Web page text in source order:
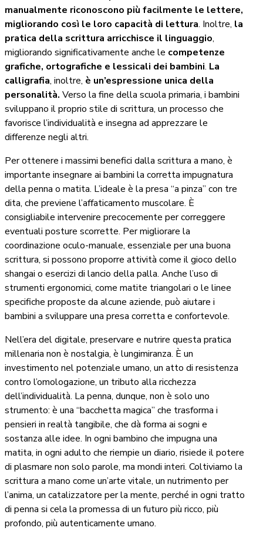
manualmente riconoscono più facilmente le lettere,
migliorando così le loro capacità di lettura. Inoltre, la
pratica della scrittura arricchisce il linguaggio,
migliorando significativamente anche le competenze
grafiche, ortografiche e lessicali dei bambini. La
calligrafia, inoltre, è un’espressione unica della
personalità. Verso la fine della scuola primaria, i bambini
sviluppano il proprio stile di scrittura, un processo che
favorisce l’individualità e insegna ad apprezzare le
differenze negli altri.
Per ottenere i massimi benefici dalla scrittura a mano, è
importante insegnare ai bambini la corretta impugnatura
della penna o matita. L’ideale è la presa “a pinza” con tre
dita, che previene l’affaticamento muscolare. È
consigliabile intervenire precocemente per correggere
eventuali posture scorrette. Per migliorare la
coordinazione oculo-manuale, essenziale per una buona
scrittura, si possono proporre attività come il gioco dello
shangai o esercizi di lancio della palla. Anche l’uso di
strumenti ergonomici, come matite triangolari o le linee
specifiche proposte da alcune aziende, può aiutare i
bambini a sviluppare una presa corretta e confortevole.
Nell’era del digitale, preservare e nutrire questa pratica
millenaria non è nostalgia, è lungimiranza. È un
investimento nel potenziale umano, un atto di resistenza
contro l’omologazione, un tributo alla ricchezza
dell’individualità. La penna, dunque, non è solo uno
strumento: è una “bacchetta magica” che trasforma i
pensieri in realtà tangibile, che dà forma ai sogni e
sostanza alle idee. In ogni bambino che impugna una
matita, in ogni adulto che riempie un diario, risiede il potere
di plasmare non solo parole, ma mondi interi. Coltiviamo la
scrittura a mano come un’arte vitale, un nutrimento per
l’anima, un catalizzatore per la mente, perché in ogni tratto
di penna si cela la promessa di un futuro più ricco, più
profondo, più autenticamente umano.